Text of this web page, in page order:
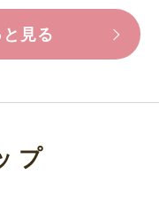
見る
プ